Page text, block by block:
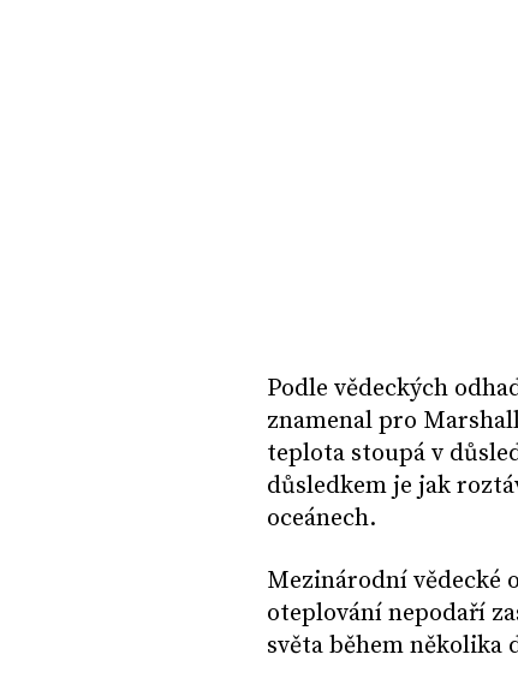
Podle vědeckých
znamenal pro
teplota stoupá v
důsledkem je jak
oceánech.
Mezinárodní vědecké
oteplování nepodaří
světa během několika